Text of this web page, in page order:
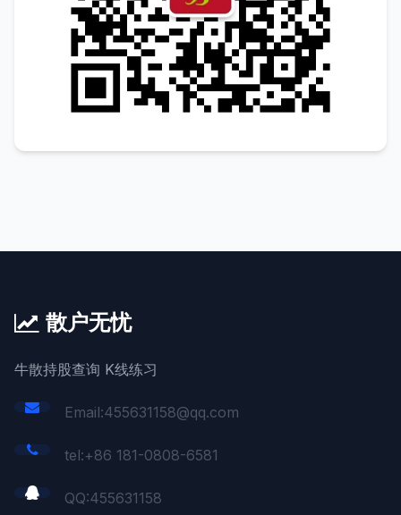
散户无忧
牛散持股查询 K线练习
Email:455631158@qq.com
tel:+86 181-0808-6581
QQ:455631158